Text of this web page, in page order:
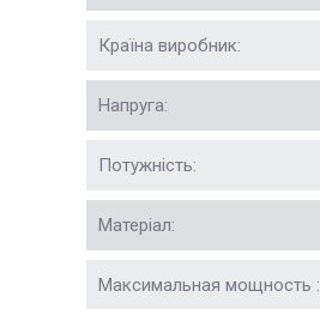
Країна виробник:
Напруга:
Потужність:
Матеріал:
Максимальная мощность :